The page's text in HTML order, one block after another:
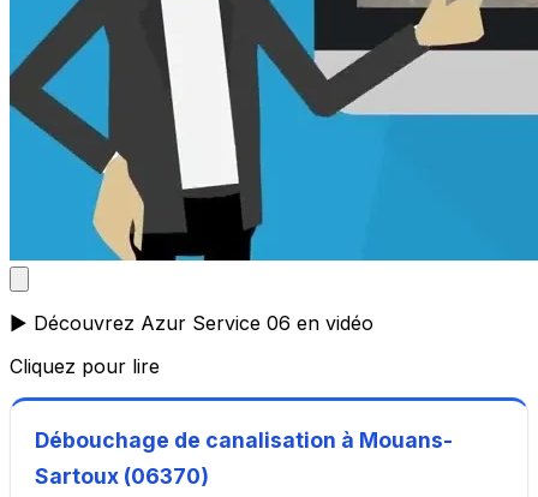
▶️ Découvrez Azur Service 06 en vidéo
Cliquez pour lire
Débouchage de canalisation à Mouans-
Sartoux (06370)